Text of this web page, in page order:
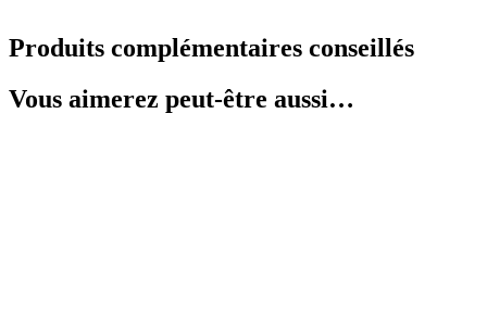
Produits complémentaires conseillés
Vous aimerez peut-être aussi…